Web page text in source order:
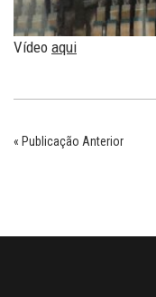
Vídeo aqui
« Publicação Anterior